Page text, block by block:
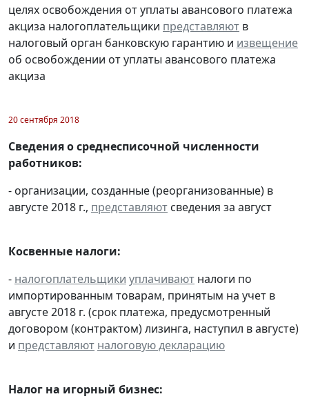
целях освобождения от уплаты авансового платежа
акциза налогоплательщики представляют в
налоговый орган банковскую гарантию и извещение
об освобождении от уплаты авансового платежа
акциза
20 сентября 2018
Сведения о среднесписочной численности
работников:
- организации, созданные (реорганизованные) в
августе 2018 г., представляют сведения за август
Косвенные налоги:
- налогоплательщики уплачивают налоги по
импортированным товарам, принятым на учет в
августе 2018 г. (срок платежа, предусмотренный
договором (контрактом) лизинга, наступил в августе)
и представляют налоговую декларацию
Налог на игорный бизнес: